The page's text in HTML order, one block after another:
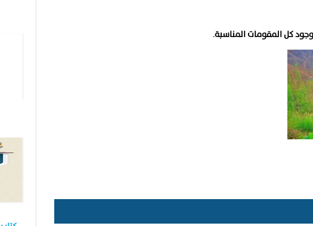
كل المقومات المناسبة.